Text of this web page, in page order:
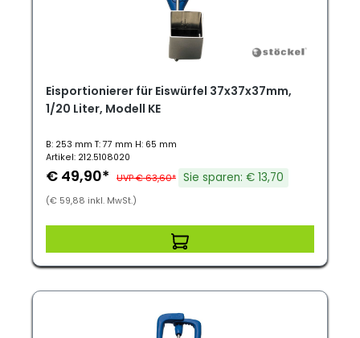
Eisportionierer für Eiswürfel 37x37x37mm,
1/20 Liter, Modell KE
B: 253 mm T: 77 mm H: 65 mm
Artikel: 212.5108020
€ 49,90* UVP € 63,60* Sie sparen: € 13,70
(€ 59,88 inkl. MwSt.)